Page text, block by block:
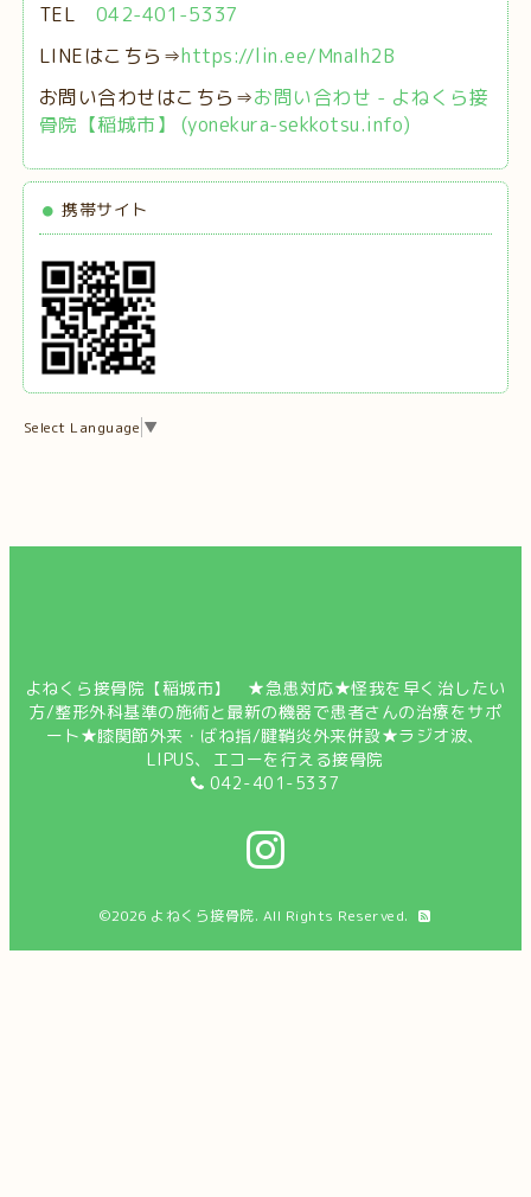
TEL 042-401-5337
LINEはこちら⇒https://lin.ee/MnaIh2B
お問い合わせはこちら⇒お問い合わせ - よねくら接
骨院【稲城市】 (yonekura-sekkotsu.info)
携帯サイト
Select Language ▼
よねくら接骨院【稲城市】 ★急患対応★怪我を早く治したい
方/整形外科基準の施術と最新の機器で患者さんの治療をサポ
ート★膝関節外来・ばね指/腱鞘炎外来併設★ラジオ波、
LIPUS、エコーを行える接骨院
042-401-5337
©2026 よねくら接骨院. All Rights Reserved.